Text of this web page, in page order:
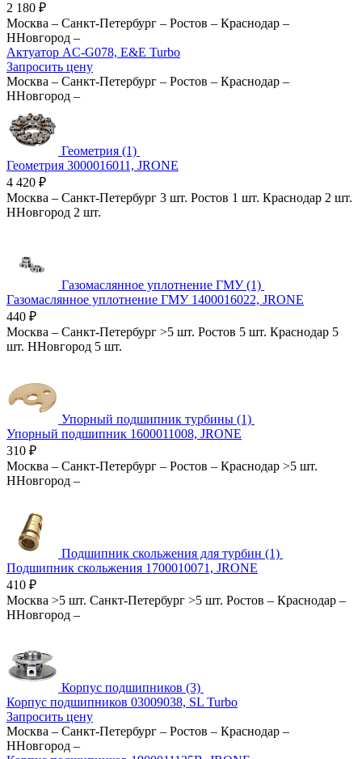
2 180 ₽
Москва – Санкт-Петербург – Ростов – Краснодар –
ННовгород –
Актуатор AC-G078, E&E Turbo
Запросить цену
Москва – Санкт-Петербург – Ростов – Краснодар –
ННовгород –
Геометрия (1)
Геометрия 3000016011, JRONE
4 420 ₽
Москва – Санкт-Петербург 3 шт. Ростов 1 шт. Краснодар 2 шт.
ННовгород 2 шт.
Газомаслянное уплотнение ГМУ (1)
Газомаслянное уплотнение ГМУ 1400016022, JRONE
440 ₽
Москва – Санкт-Петербург >5 шт. Ростов 5 шт. Краснодар 5
шт. ННовгород 5 шт.
Упорный подшипник турбины (1)
Упорный подшипник 1600011008, JRONE
310 ₽
Москва – Санкт-Петербург – Ростов – Краснодар >5 шт.
ННовгород –
Подшипник скольжения для турбин (1)
Подшипник скольжения 1700010071, JRONE
410 ₽
Москва >5 шт. Санкт-Петербург >5 шт. Ростов – Краснодар –
ННовгород –
Корпус подшипников (3)
Корпус подшипников 03009038, SL Turbo
Запросить цену
Москва – Санкт-Петербург – Ростов – Краснодар –
ННовгород –